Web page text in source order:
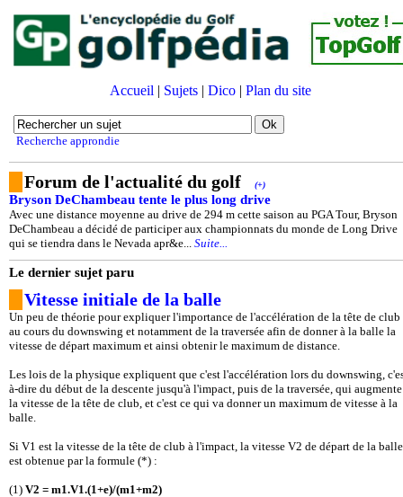
Accueil | Sujets | Dico | Plan du site
Recherche approndie
Forum de l'actualité du golf (+)
Bryson DeChambeau tente le plus long drive
Avec une distance moyenne au drive de 294 m cette saison au PGA Tour, Bryson
DeChambeau a décidé de participer aux championnats du monde de Long Drive
qui se tiendra dans le Nevada apr&e... Suite...
Le dernier sujet paru
Vitesse initiale de la balle
Un peu de théorie pour expliquer l'importance de l'accélération de la tête de club
au cours du downswing et notamment de la traversée afin de donner à la balle la
vitesse de départ maximum et ainsi obtenir le maximum de distance.
Les lois de la physique expliquent que c'est l'accélération lors du downswing,
à-dire du début de la descente jusqu'à l'impact, puis de la traversée, qui augmente
la vitesse de la tête de club, et c'est ce qui va donner un maximum de vitesse à la
balle.
Si V1 est la vitesse de la tête de club à l'impact, la vitesse V2 de départ de la balle
est obtenue par la formule (*) :
(1) V2 = m1.V1.(1+e)/(m1+m2)